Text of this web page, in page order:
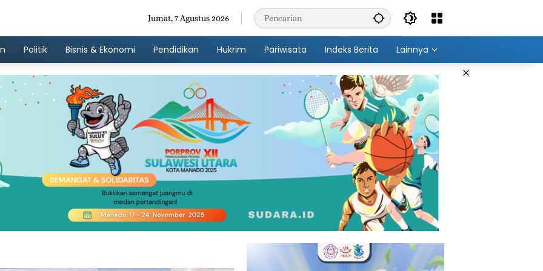
Jumat, 7 Agustus 2026
Politik Bisnis & Ekonomi Pendidikan Hukrim Pariwisata Indeks Berita Lainnya
×